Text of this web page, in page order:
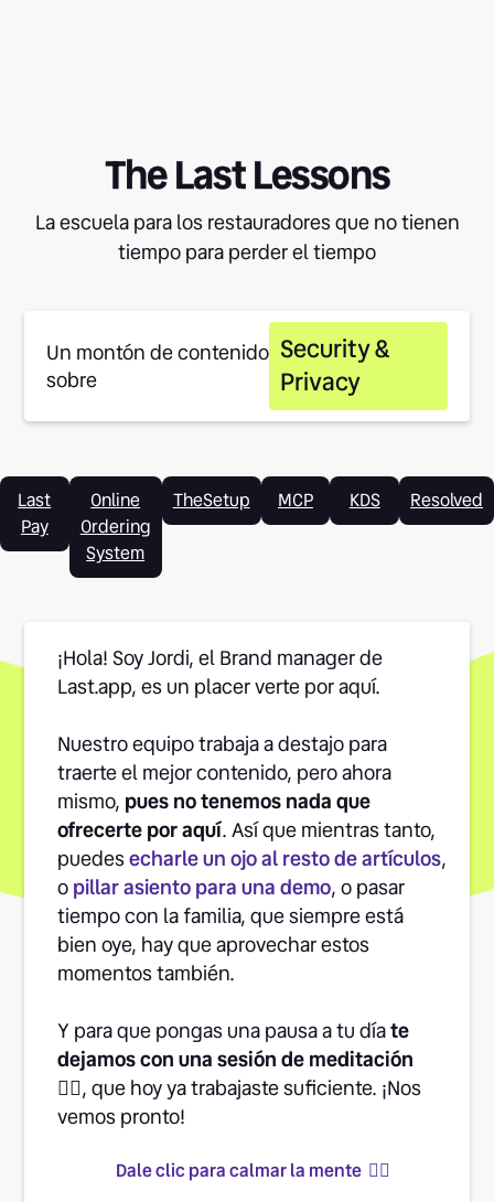
The Last Lessons
La escuela para los restauradores que no tienen
tiempo para perder el tiempo
Un montón de contenido
sobre
Security &
Privacy
Last
Pay
Online
Ordering
System
TheSetup MCP KDS Resolved
¡Hola! Soy Jordi, el Brand manager de
Last.app, es un placer verte por aquí.
Nuestro equipo trabaja a destajo para
traerte el mejor contenido, pero ahora
mismo, pues no tenemos nada que
ofrecerte por aquí. Así que mientras tanto,
puedesecharle un ojo al resto de artículos,
opillar asiento para una demo, o pasar
tiempo con la familia, que siempre está
bien oye, hay que aprovechar estos
momentos también.
Y para que pongas una pausa a tu díate
dejamos con una sesión de meditación
👉🏽, que hoy ya trabajaste suficiente. ¡Nos
vemos pronto!
Dale clic para calmar la mente 👆🏾